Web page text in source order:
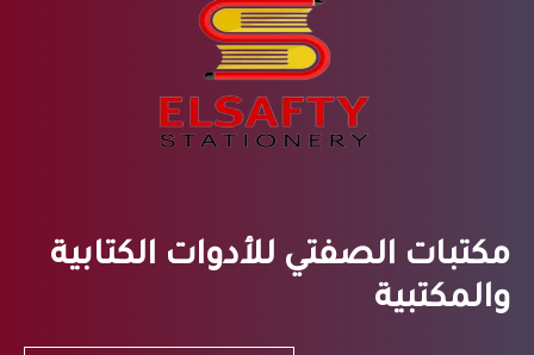
مكتبات الصفتي للأدوات الكتابية
والمكتبية